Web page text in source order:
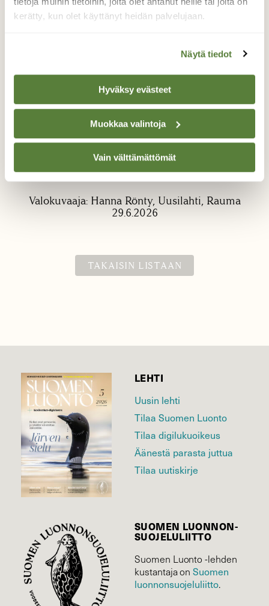
kerätty, kun olet käyttänyt heidän palvelujaan.
Näytä tiedot
Hyväksy evästeet
Muokkaa valintoja
Vain välttämättömät
Ei siinä näin pitänyt käydä
on aitohunajakukka, valitettavasti kärpänen
ei nautiskella kerinnyt, kun kukkahämähäkki
yllätti
Valokuvaaja: Hanna Rönty, Uusilahti, Rauma
29.6.2026
TAKAISIN LISTAAN
LEHTI
Uusin lehti
Tilaa Suomen Luonto
Tilaa digilukuoikeus
Äänestä parasta juttua
Tilaa uutiskirje
SUOMEN LUONNON­
SUOJELU­LIITTO
Suomen Luonto -lehden
kustantaja onSuomen
luonnonsuojelu­liitto.